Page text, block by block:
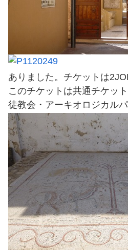
ありました。チケットは
このチケットは共通チケッ
徒教会・アーキオロジカル